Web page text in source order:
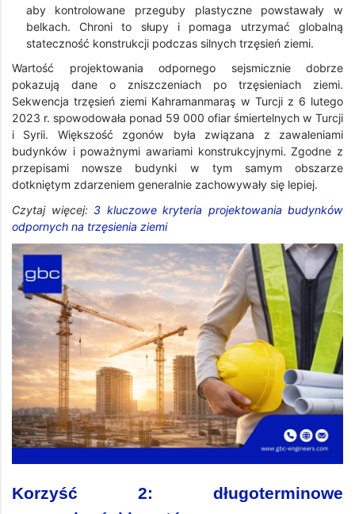
aby kontrolowane przeguby plastyczne powstawały w
belkach. Chroni to słupy i pomaga utrzymać globalną
stateczność konstrukcji podczas silnych trzęsień ziemi.
Wartość projektowania odpornego sejsmicznie dobrze
pokazują dane o zniszczeniach po trzęsieniach ziemi.
Sekwencja trzęsień ziemi Kahramanmaraş w Turcji z 6 lutego
2023 r. spowodowała ponad 59 000 ofiar śmiertelnych w Turcji
i Syrii. Większość zgonów była związana z zawaleniami
budynków i poważnymi awariami konstrukcyjnymi. Zgodne z
przepisami nowsze budynki w tym samym obszarze
dotkniętym zdarzeniem generalnie zachowywały się lepiej.
Czytaj więcej: 3 kluczowe kryteria projektowania budynków
odpornych na trzęsienia ziemi
Korzyść 2: długoterminowe